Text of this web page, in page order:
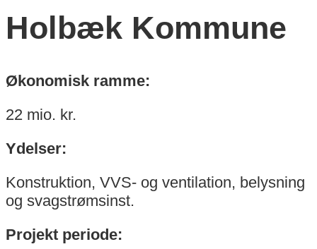
Holbæk Kommune
Økonomisk ramme:
22 mio. kr.
Ydelser:
Konstruktion, VVS- og ventilation, belysning
og svagstrømsinst.
Projekt periode: